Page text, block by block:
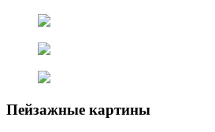
Пейзажные картины